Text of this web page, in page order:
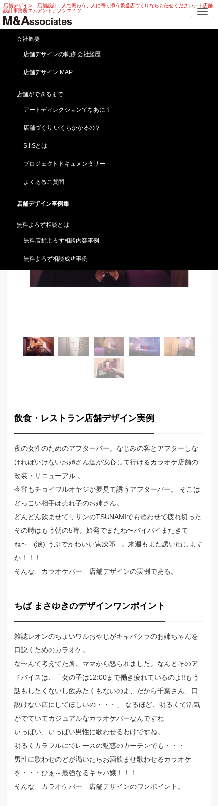
店舗デザイン、店舗設計、人で賑わう、人に寄り添う繁盛店づくりならお任せください。｜店舗
設計事務所エムアンドアソシエイツ
会社概要
店舗デザインの軌跡 会社経歴
店舗デザイン MAP
店舗ができるまで
アートディレクションてなあに？
店舗づくり いくらかかるの？
S.I.Sとは
プロジェクトドキュメンタリー
よくあるご質問
店舗デザイン事例集
無料よろず相談とは
無料店舗よろず相談内容事例
無料よろず相談成功事例
カラオケバー 店舗デザイン | バ
ー・リニューアル カラオケバー
店舗デザイン
カラオケバー 店舗デザイン | バー・リニューアル カラオケバー 店舗デザイン
イン
リニューアル ）
飲食・レストラン店舗デザイン実例
夜の女性のためのアフターバー。なじみの客とアフターしな
ければいけないお姉さん達が安心して行けるカラオケ店舗の
改装・リニューアル 。
今宵もチョイワルオヤジが夢見て誘うアフターバー。 そこは
どっこい相手は売れ子のお姉さん。
どんどん飲ませてサザンのTSUNAMIでも歌わせて疲れ切った
その時はもう朝の5時。始発でまたね〜バイバイまたきて
ね〜...(涙) うぶでかわいい寅次郎...。来週もまた誘い出します
か！！！
そんな、カラオケバー 店舗デザインの実例である。
ちば まさゆきのデザインワンポイント
雑誌レオンのちょいワルおやじがキャバクラのお姉ちゃんを
口説くためのカラオケ。
な〜んて考えてた所、ママから怒られました。なんとそのア
ドバイスは、「女の子は12:00まで働き疲れているのよ!!もう
話もしたくないし飲みたくもないのよ、だから千葉さん、口
説けない店にしてほしいの・・・」 なるほど、明るくて活気
がでていてカジュアルなカラオケバーなんですね
いっぱい、いっぱい男性に歌わせるわけですね。
明るくカラフルにでレースの魅惑のカーテンでも・・・
男性に歌わせのどが渇いたらお酒飲ませ歌わせるカラオケ
を・・・ひぁ～最強なるキャバ嬢！！！
そんな、カラオケバー 店舗デザインのワンポイント。